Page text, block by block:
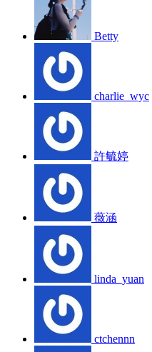
Betty
charlie_wyc
許毓婷
薇涵
linda_yuan
ctchennn